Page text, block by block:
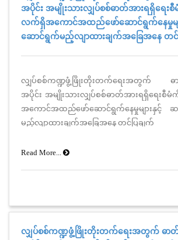
အပိုင်း အမျိုးသားလျှပ်စစ်ဓာတ်အားရရှိရေးစီမံ
လက်ရှိအကောင်အထည်ဖော်ဆောင်ရွက်နေမှု
ဆောင်ရွက်မည့်လျာထားချက်အခြေအနေ တင်
လျှပ်စစ်ကဏ္ဍဖွံ့ဖြိုးတိုးတက်ရေးအတွက် ဓာတ်
အပိုင်း အမျိုးသားလျှပ်စစ်ဓာတ်အားရရှိရေးစီမံ
အကောင်အထည်ဖော်ဆောင်ရွက်နေမှုများနှ
မည့်လျာထားချက်အခြေအနေ တင်ပြချက်
Read More...
လျှပ်စစ်ကဏ္ဍဖွံ့ဖြိုးတိုးတက်ရေးအတွက် ဓာတ်အ